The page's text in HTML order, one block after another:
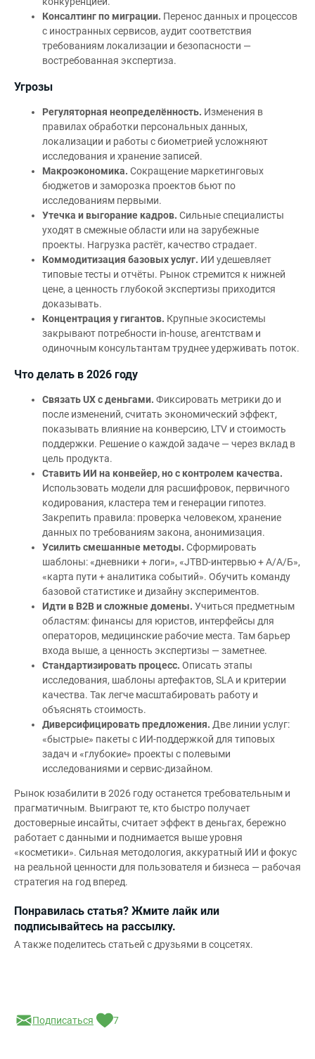
Консалтинг по миграции. Перенос данных и процессов
с иностранных сервисов, аудит соответствия
требованиям локализации и безопасности —
востребованная экспертиза.
Угрозы
Регуляторная неопределённость. Изменения в
правилах обработки персональных данных,
локализации и работы с биометрией усложняют
исследования и хранение записей.
Макроэкономика. Сокращение маркетинговых
бюджетов и заморозка проектов бьют по
исследованиям первыми.
Утечка и выгорание кадров. Сильные специалисты
уходят в смежные области или на зарубежные
проекты. Нагрузка растёт, качество страдает.
Коммодитизация базовых услуг. ИИ удешевляет
типовые тесты и отчёты. Рынок стремится к нижней
цене, а ценность глубокой экспертизы приходится
доказывать.
Концентрация у гигантов. Крупные экосистемы
закрывают потребности in‑house, агентствам и
одиночным консультантам труднее удерживать поток.
Что делать в 2026 году
Связать UX с деньгами. Фиксировать метрики до и
после изменений, считать экономический эффект,
показывать влияние на конверсию, LTV и стоимость
поддержки. Решение о каждой задаче — через вклад в
цель продукта.
Ставить ИИ на конвейер, но с контролем качества.
Использовать модели для расшифровок, первичного
кодирования, кластера тем и генерации гипотез.
Закрепить правила: проверка человеком, хранение
данных по требованиям закона, анонимизация.
Усилить смешанные методы. Сформировать
шаблоны: «дневники + логи», «JTBD‑интервью + А/А/Б»,
«карта пути + аналитика событий». Обучить команду
базовой статистике и дизайну экспериментов.
Идти в B2B и сложные домены. Учиться предметным
областям: финансы для юристов, интерфейсы для
операторов, медицинские рабочие места. Там барьер
входа выше, а ценность экспертизы — заметнее.
Стандартизировать процесс. Описать этапы
исследования, шаблоны артефактов, SLA и критерии
качества. Так легче масштабировать работу и
объяснять стоимость.
Диверсифицировать предложения. Две линии услуг:
«быстрые» пакеты с ИИ‑поддержкой для типовых
задач и «глубокие» проекты с полевыми
исследованиями и сервис‑дизайном.
Рынок юзабилити в 2026 году останется требовательным и
прагматичным. Выиграют те, кто быстро получает
достоверные инсайты, считает эффект в деньгах, бережно
работает с данными и поднимается выше уровня
«косметики». Сильная методология, аккуратный ИИ и фокус
на реальной ценности для пользователя и бизнеса — рабочая
стратегия на год вперед.
Понравилась статья? Жмите лайк или
подписывайтесь на рассылку.
А также поделитесь статьей с друзьями в соцсетях.
Подписаться 7